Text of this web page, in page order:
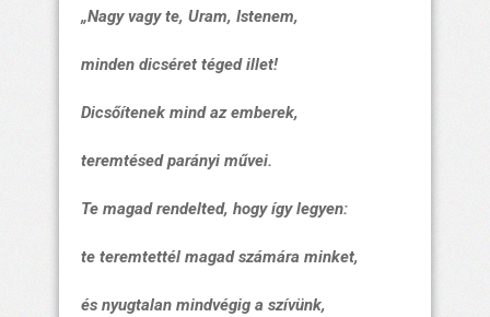
„Nagy vagy te, Uram, Istenem,
minden dicséret téged illet!
Dicsőítenek mind az emberek,
teremtésed parányi művei.
Te magad rendelted, hogy így legyen:
te teremtettél magad számára minket,
és nyugtalan mindvégig a szívünk,